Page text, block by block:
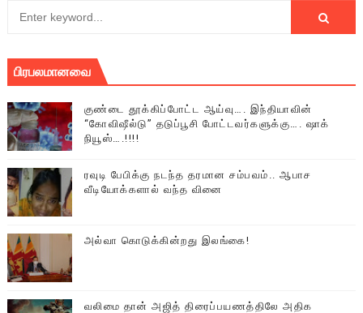
பிரபலமானவை
குண்டை தூக்கிப்போட்ட ஆய்வு…. இந்தியாவின்
“கோவிஷீல்டு” தடுப்பூசி போட்டவர்களுக்கு…. ஷாக்
நியூஸ்….!!!!
ரவுடி பேபிக்கு நடந்த தரமான சம்பவம்.. ஆபாச
வீடியோக்களால் வந்த வினை
அல்வா கொடுக்கின்றது இலங்கை!
வலிமை தான் அஜித் திரைப்பயணத்திலே அதிக